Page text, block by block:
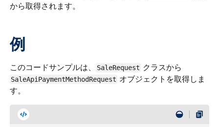
から取得されます。
例
このコードサンプルは、 SaleRequest クラスから
SaleApiPaymentMethodRequest オブジェクトを取得しま
す。